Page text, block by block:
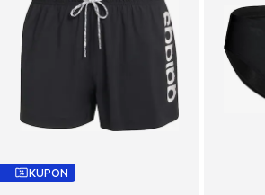
KUPON